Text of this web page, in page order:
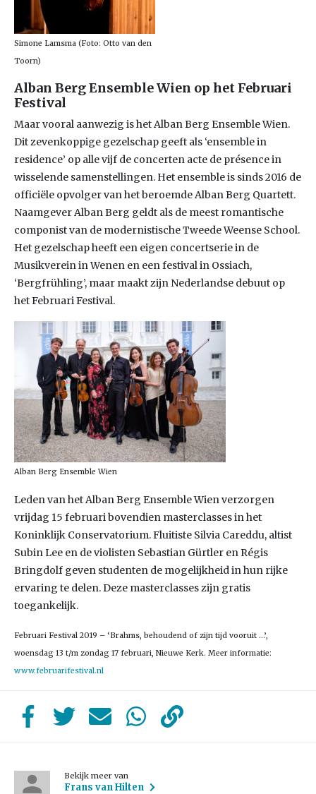
Simone Lamsma (Foto: Otto van den
Toorn)
Alban Berg Ensemble Wien op het Februari
Festival
Maar vooral aanwezig is het Alban Berg Ensemble Wien.
Dit zevenkoppige gezelschap geeft als ‘ensemble in
residence’ op alle vijf de concerten acte de présence in
wisselende samenstellingen. Het ensemble is sinds 2016 de
officiële opvolger van het beroemde Alban Berg Quartett.
Naamgever Alban Berg geldt als de meest romantische
componist van de modernistische Tweede Weense School.
Het gezelschap heeft een eigen concertserie in de
Musikverein in Wenen en een festival in Ossiach,
‘Bergfrühling’, maar maakt zijn Nederlandse debuut op
het Februari Festival.
Alban Berg Ensemble Wien
Leden van het Alban Berg Ensemble Wien verzorgen
vrijdag 15 februari bovendien masterclasses in het
Koninklijk Conservatorium. Fluitiste Silvia Careddu, altist
Subin Lee en de violisten Sebastian Gürtler en Régis
Bringdolf geven studenten de mogelijkheid in hun rijke
ervaring te delen. Deze masterclasses zijn gratis
toegankelijk.
Februari Festival 2019 – ‘Brahms, behoudend of zijn tijd vooruit …’,
woensdag 13 t/m zondag 17 februari, Nieuwe Kerk. Meer informatie:
www.februarifestival.nl
Bekijk meer van
Frans van Hilten